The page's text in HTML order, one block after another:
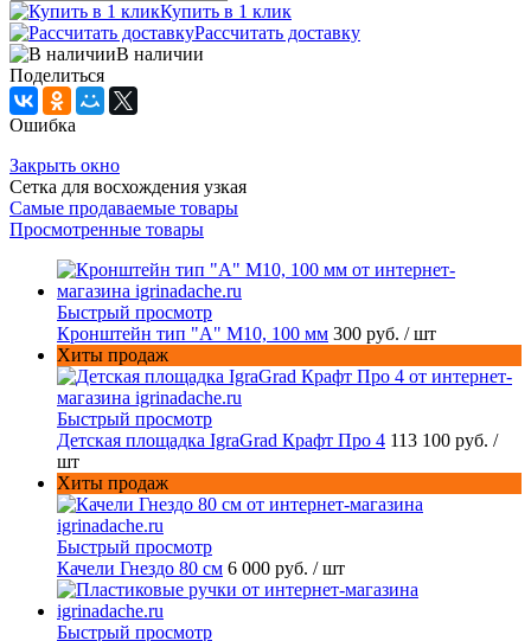
Купить в 1 клик
Рассчитать доставку
В наличии
Поделиться
Ошибка
Закрыть окно
Сетка для восхождения узкая
Самые продаваемые товары
Просмотренные товары
Быстрый просмотр
Кронштейн тип "A" M10, 100 мм 300 руб. / шт
Хиты продаж
Быстрый просмотр
Детская площадка IgraGrad Крафт Про 4 113 100 руб. /
шт
Хиты продаж
Быстрый просмотр
Качели Гнездо 80 см 6 000 руб. / шт
Быстрый просмотр